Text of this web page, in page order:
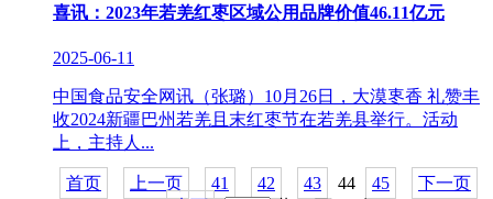
喜讯：2023年若羌红枣区域公用品牌价值46.11亿元
2025-06-11
中国食品安全网讯（张璐）10月26日，大漠栆香 礼赞丰
收2024新疆巴州若羌且末红枣节在若羌县举行。活动
上，主持人...
首页 上一页 41 42 43 44 45
下一页